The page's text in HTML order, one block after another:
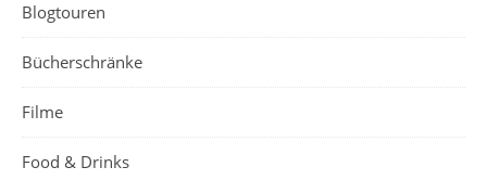
Blogtouren
Bücherschränke
Filme
Food & Drinks